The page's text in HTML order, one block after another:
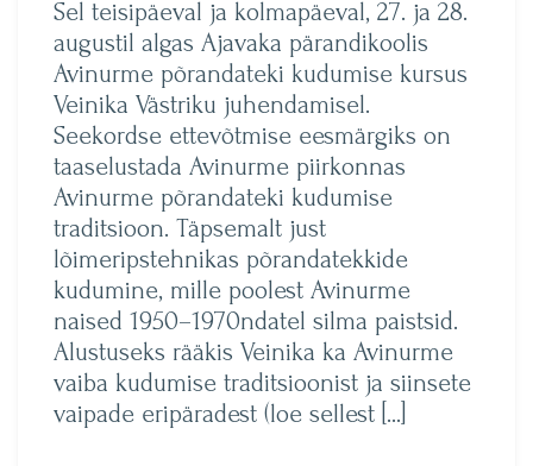
Sel teisipäeval ja kolmapäeval, 27. ja 28.
augustil algas Ajavaka pärandikoolis
Avinurme põrandateki kudumise kursus
Veinika Västriku juhendamisel.
Seekordse ettevõtmise eesmärgiks on
taaselustada Avinurme piirkonnas
Avinurme põrandateki kudumise
traditsioon. Täpsemalt just
lõimeripstehnikas põrandatekkide
kudumine, mille poolest Avinurme
naised 1950–1970ndatel silma paistsid.
Alustuseks rääkis Veinika ka Avinurme
vaiba kudumise traditsioonist ja siinsete
vaipade eripäradest (loe sellest […]